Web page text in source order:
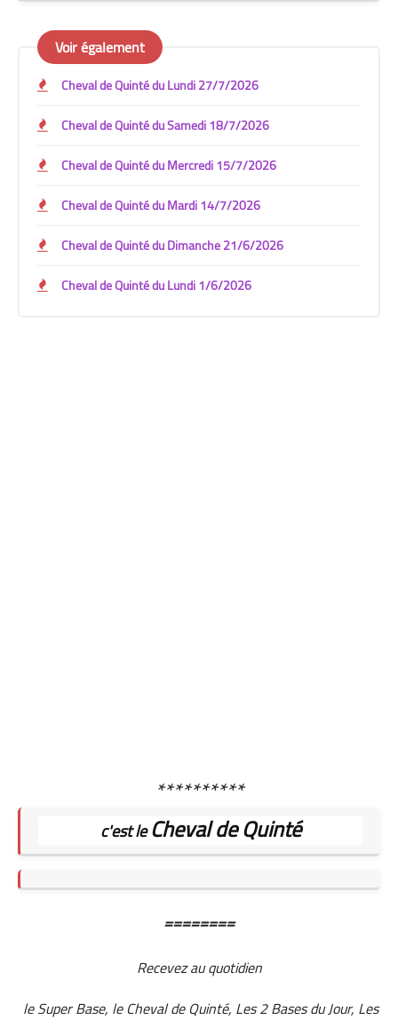
Voir également
Cheval de Quinté du Lundi 27/7/2026
Cheval de Quinté du Samedi 18/7/2026
Cheval de Quinté du Mercredi 15/7/2026
Cheval de Quinté du Mardi 14/7/2026
Cheval de Quinté du Dimanche 21/6/2026
Cheval de Quinté du Lundi 1/6/2026
**********
c'est leCheval de Quinté
========
Recevez au quotidien
le Super Base, le Cheval de Quinté, Les 2 Bases du Jour, Les